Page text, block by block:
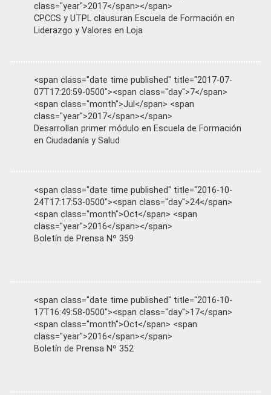
class="year">2017</span></span>
CPCCS y UTPL clausuran Escuela de Formación en
Liderazgo y Valores en Loja
<span class="date time published" title="2017-07-
07T17:20:59-0500"><span class="day">7</span>
<span class="month">Jul</span> <span
class="year">2017</span></span>
Desarrollan primer módulo en Escuela de Formación
en Ciudadanía y Salud
<span class="date time published" title="2016-10-
24T17:17:53-0500"><span class="day">24</span>
<span class="month">Oct</span> <span
class="year">2016</span></span>
Boletín de Prensa Nº 359
<span class="date time published" title="2016-10-
17T16:49:58-0500"><span class="day">17</span>
<span class="month">Oct</span> <span
class="year">2016</span></span>
Boletín de Prensa Nº 352